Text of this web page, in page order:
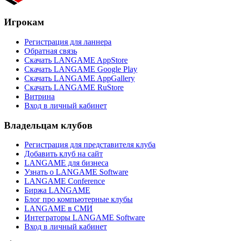
Игрокам
Регистрация для ланнера
Обратная связь
Скачать LANGAME AppStore
Скачать LANGAME Google Play
Скачать LANGAME AppGallery
Скачать LANGAME RuStore
Витрина
Вход в личный кабинет
Владельцам клубов
Регистрация для представителя клуба
Добавить клуб на сайт
LANGAME для бизнеса
Узнать о LANGAME Software
LANGAME Conference
Биржа LANGAME
Блог про компьютерные клубы
LANGAME в СМИ
Интеграторы LANGAME Software
Вход в личный кабинет